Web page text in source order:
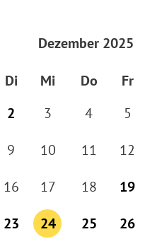
Dezember 2025
Di Mi Do Fr
2 3 4 5
9 10 11 12
16 17 18 19
23 24 25 26